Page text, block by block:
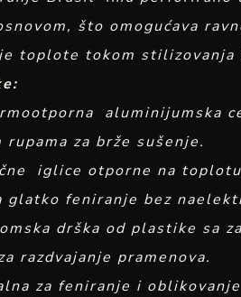
što omogućava
toplote tokom stilizovanja
aluminijumska
za brže sušenje.
iglice otporne na
glatko feniranje bez
drška od plastike sa
razdvajanje pramenova.
za feniranje i